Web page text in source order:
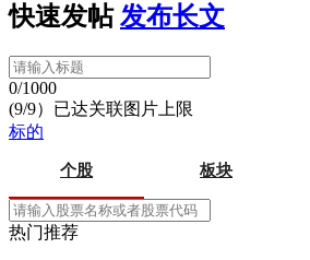
快速发帖 发布长文
0/1000
(9/9）已达关联图片上限
标的
个股 板块
热门推荐